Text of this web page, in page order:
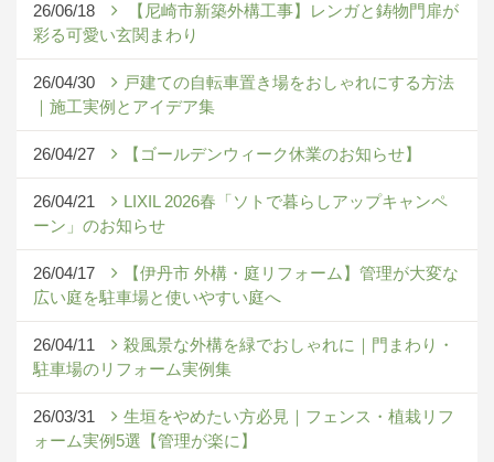
26/06/18
【尼崎市新築外構工事】レンガと鋳物門扉が
彩る可愛い玄関まわり
26/04/30
戸建ての自転車置き場をおしゃれにする方法
｜施工実例とアイデア集
26/04/27 【ゴールデンウィーク休業のお知らせ】
26/04/21
LIXIL 2026春「ソトで暮らしアップキャンペ
ーン」のお知らせ
26/04/17
【伊丹市 外構・庭リフォーム】管理が大変な
広い庭を駐車場と使いやすい庭へ
26/04/11
殺風景な外構を緑でおしゃれに｜門まわり・
駐車場のリフォーム実例集
26/03/31
生垣をやめたい方必見｜フェンス・植栽リフ
ォーム実例5選【管理が楽に】